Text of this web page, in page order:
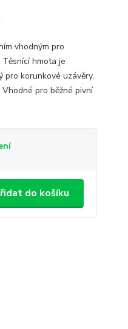
vhodným pro
hmota je
korunkové uzávěry.
pro běžné pivní
do košíku